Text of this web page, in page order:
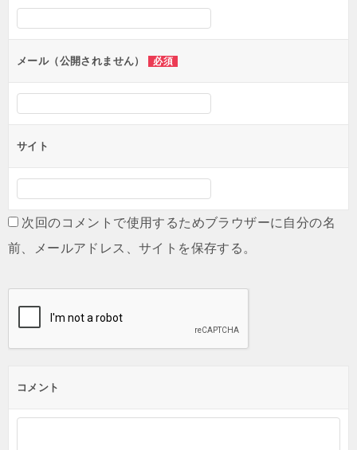
シ
ンメール（公開されません） 必須
サイト
次回のコメントで使用するためブラウザーに自分の名
前、メールアドレス、サイトを保存する。
コメント